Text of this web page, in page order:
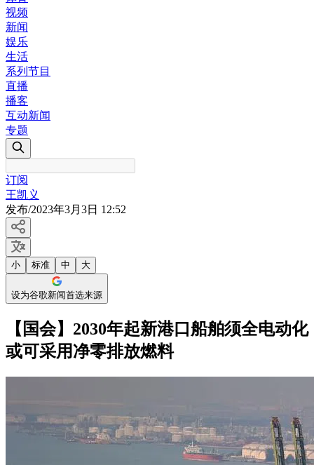
视频
新闻
娱乐
生活
系列节目
直播
播客
互动新闻
专题
订阅
王凯义
发布/2023年3月3日 12:52
小 标准 中 大
设为谷歌新闻首选来源
【国会】2030年起新港口船舶须全电动化
或可采用净零排放燃料